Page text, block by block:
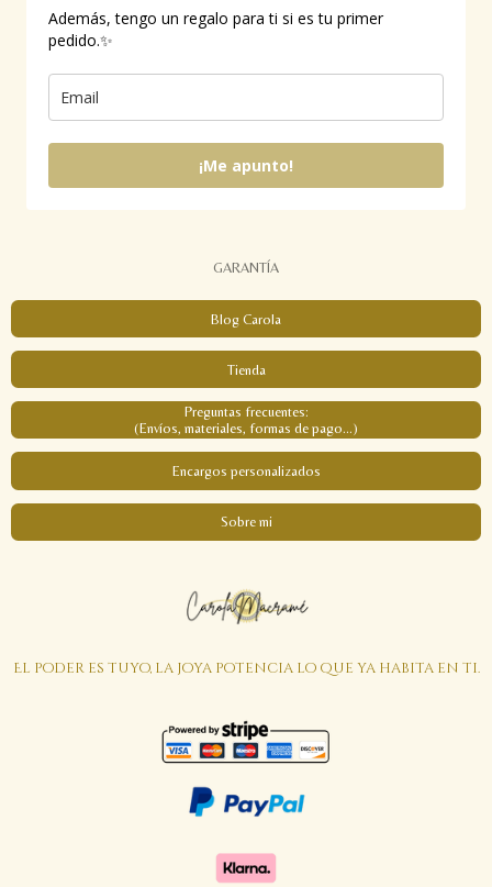
Además, tengo un regalo para ti si es tu primer
pedido.✨
¡Me apunto!
GARANTÍA
Blog Carola
Tienda
Preguntas frecuentes:
(Envíos, materiales, formas de pago...)
Encargos personalizados
Sobre mi
El poder es tuyo, la joya potencia lo que ya habita en ti.